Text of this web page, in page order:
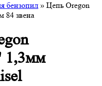
бензопил » Цепь Oregon
84 звена
1,3мм